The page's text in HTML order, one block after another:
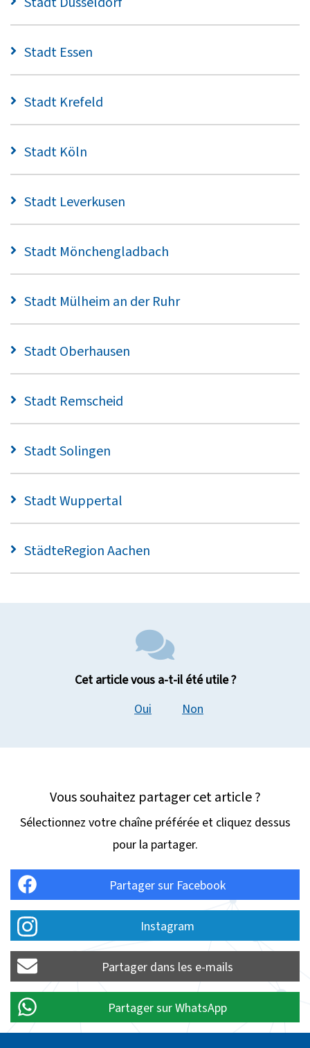
Stadt Essen
Stadt Krefeld
Stadt Köln
Stadt Leverkusen
Stadt Mönchengladbach
Stadt Mülheim an der Ruhr
Stadt Oberhausen
Stadt Remscheid
Stadt Solingen
Stadt Wuppertal
StädteRegion Aachen
Cet article vous a-t-il été utile ?
Oui
Non
Vous souhaitez partager cet article ?
Sélectionnez votre chaîne préférée et cliquez dessus
pour la partager.
Partager sur Facebook
Instagram
Partager dans les e-mails
Partager sur WhatsApp